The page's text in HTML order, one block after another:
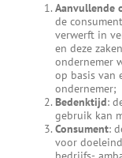
Aanvullende
de
verwerft in
en deze
ondernemer
op basis van
ondernemer;
Bedenktijd:
gebruik kan
Consument:
voor